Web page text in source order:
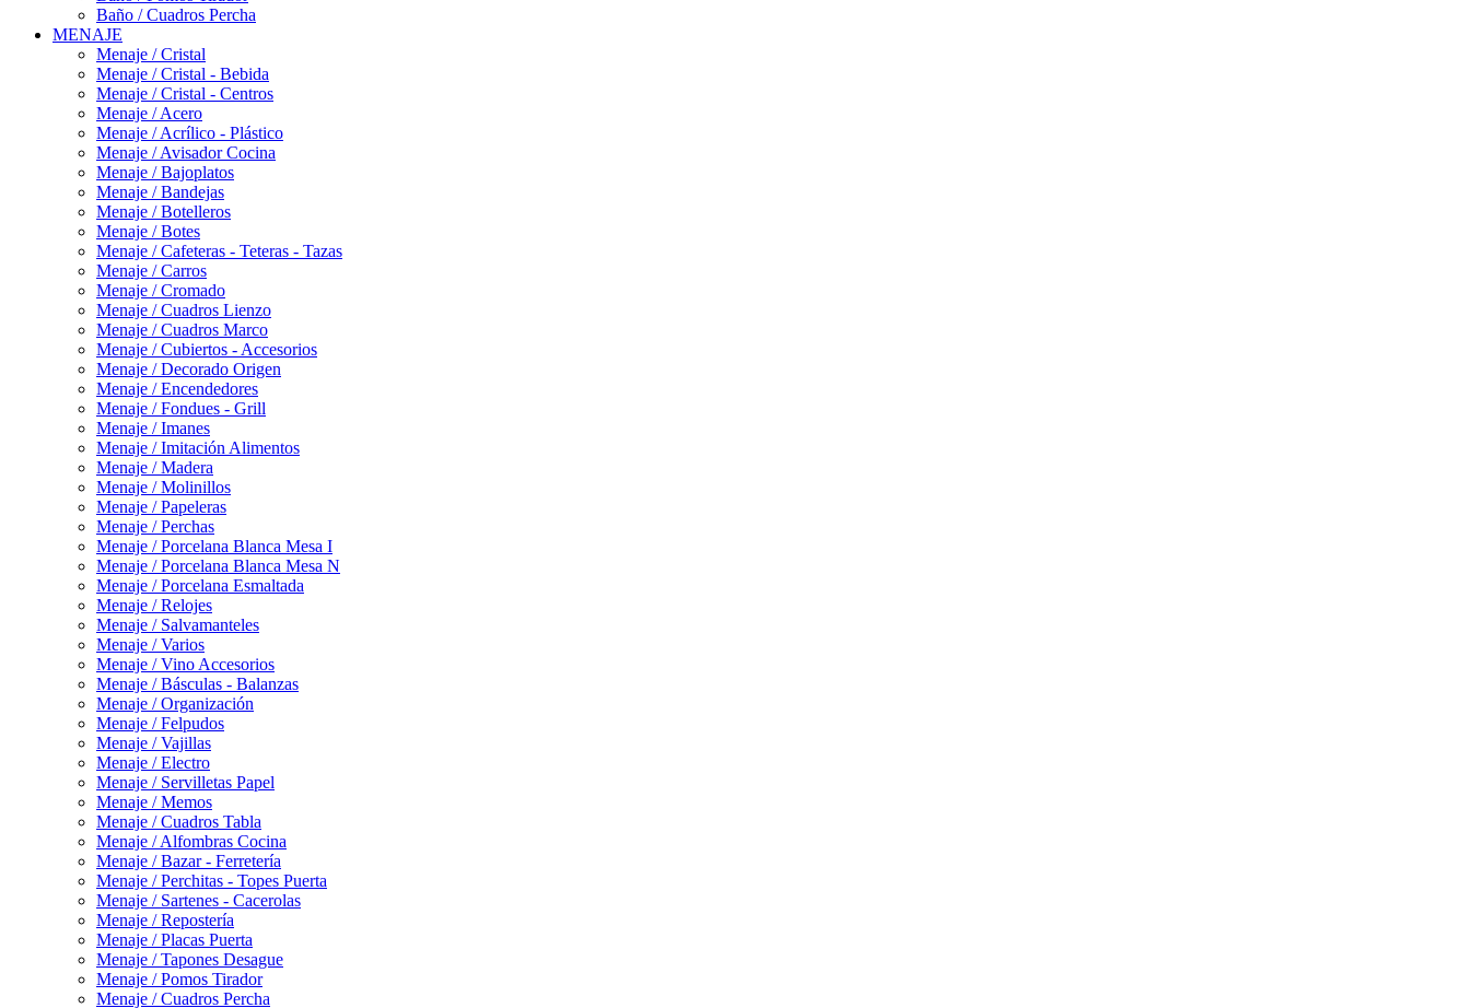
Baño / Cuadros Percha
MENAJE
Menaje / Cristal
Menaje / Cristal - Bebida
Menaje / Cristal - Centros
Menaje / Acero
Menaje / Acrílico - Plástico
Menaje / Avisador Cocina
Menaje / Bajoplatos
Menaje / Bandejas
Menaje / Botelleros
Menaje / Botes
Menaje / Cafeteras - Teteras - Tazas
Menaje / Carros
Menaje / Cromado
Menaje / Cuadros Lienzo
Menaje / Cuadros Marco
Menaje / Cubiertos - Accesorios
Menaje / Decorado Origen
Menaje / Encendedores
Menaje / Fondues - Grill
Menaje / Imanes
Menaje / Imitación Alimentos
Menaje / Madera
Menaje / Molinillos
Menaje / Papeleras
Menaje / Perchas
Menaje / Porcelana Blanca Mesa I
Menaje / Porcelana Blanca Mesa N
Menaje / Porcelana Esmaltada
Menaje / Relojes
Menaje / Salvamanteles
Menaje / Varios
Menaje / Vino Accesorios
Menaje / Básculas - Balanzas
Menaje / Organización
Menaje / Felpudos
Menaje / Vajillas
Menaje / Electro
Menaje / Servilletas Papel
Menaje / Memos
Menaje / Cuadros Tabla
Menaje / Alfombras Cocina
Menaje / Bazar - Ferretería
Menaje / Perchitas - Topes Puerta
Menaje / Sartenes - Cacerolas
Menaje / Repostería
Menaje / Placas Puerta
Menaje / Tapones Desague
Menaje / Pomos Tirador
Menaje / Cuadros Percha